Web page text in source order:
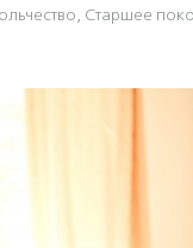
, Старшее